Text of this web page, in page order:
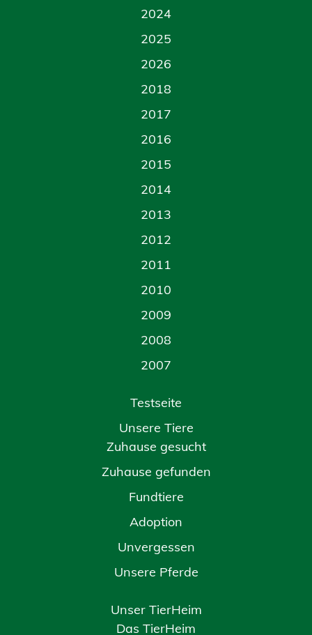
2024
2025
2026
2018
2017
2016
2015
2014
2013
2012
2011
2010
2009
2008
2007
Testseite
Unsere Tiere
Zuhause gesucht
Zuhause gefunden
Fundtiere
Adoption
Unvergessen
Unsere Pferde
Unser TierHeim
Das TierHeim